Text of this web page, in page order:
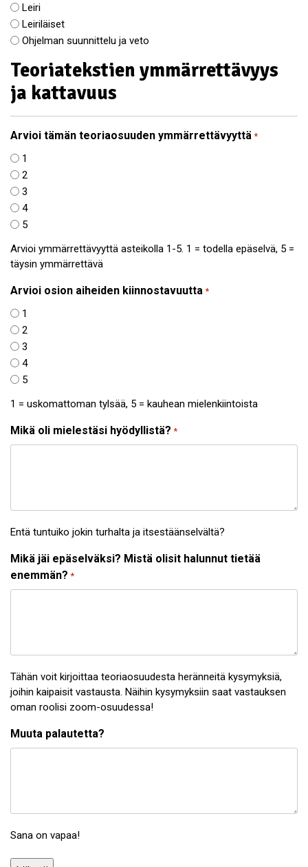
Leiri
Leiriläiset
Ohjelman suunnittelu ja veto
Teoriatekstien ymmärrettävyys
ja kattavuus
Arvioi tämän teoriaosuuden ymmärrettävyyttä *
1
2
3
4
5
Arvioi ymmärrettävyyttä asteikolla 1-5. 1 = todella epäselvä, 5 =
täysin ymmärrettävä
Arvioi osion aiheiden kiinnostavuutta *
1
2
3
4
5
1 = uskomattoman tylsää, 5 = kauhean mielenkiintoista
Mikä oli mielestäsi hyödyllistä? *
Entä tuntuiko jokin turhalta ja itsestäänselvältä?
Mikä jäi epäselväksi? Mistä olisit halunnut tietää
enemmän? *
Tähän voit kirjoittaa teoriaosuudesta heränneitä kysymyksiä,
joihin kaipaisit vastausta. Näihin kysymyksiin saat vastauksen
oman roolisi zoom-osuudessa!
Muuta palautetta?
Sana on vapaa!